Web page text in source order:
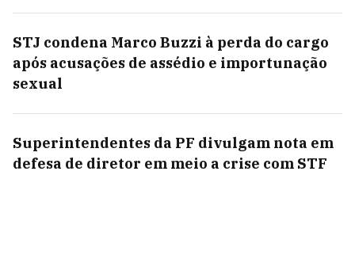
STJ condena Marco Buzzi à perda do cargo
após acusações de assédio e importunação
sexual
Superintendentes da PF divulgam nota em
defesa de diretor em meio a crise com STF